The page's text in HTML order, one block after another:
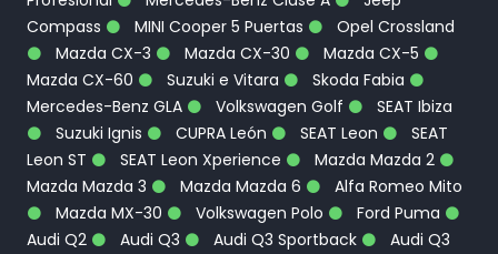
Compass
MINI Cooper 5 Puertas
Opel Crossland
Mazda CX-3
Mazda CX-30
Mazda CX-5
Mazda CX-60
Suzuki e Vitara
Skoda Fabia
Mercedes-Benz GLA
Volkswagen Golf
SEAT Ibiza
Suzuki Ignis
CUPRA León SEAT Leon
SEAT
Leon ST
SEAT Leon Xperience
Mazda Mazda 2
Mazda Mazda 3
Mazda Mazda 6
Alfa Romeo Mito
Mazda MX-30
Volkswagen Polo
Ford Puma
Audi Q2
Audi Q3 Audi Q3 Sportback
Audi Q3